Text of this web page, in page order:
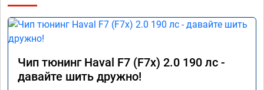
Чип тюнинг Haval F7 (F7x) 2.0 190 лс -
давайте шить дружно!